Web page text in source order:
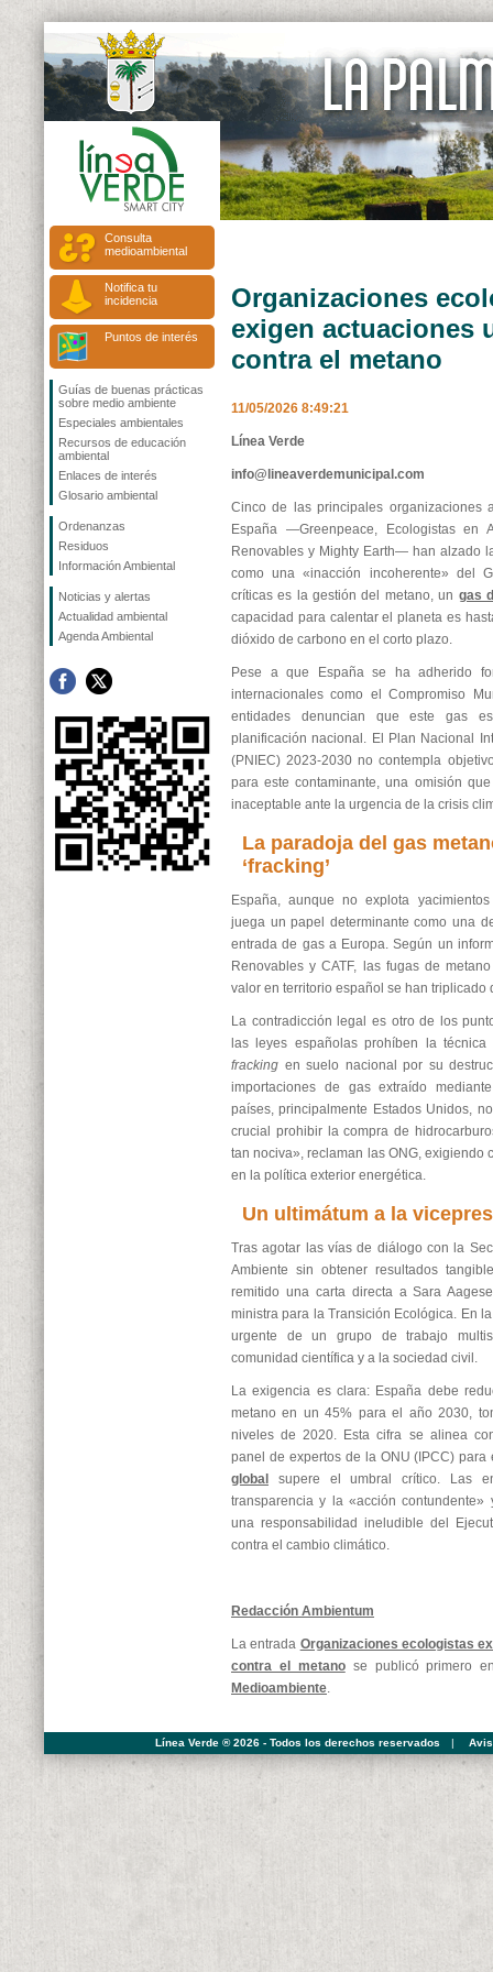
Consulta
medioambiental
Notifica tu
incidencia
Puntos de interés
Guías de buenas prácticas
sobre medio ambiente
Especiales ambientales
Recursos de educación
ambiental
Enlaces de interés
Glosario ambiental
Ordenanzas
Residuos
Información Ambiental
Noticias y alertas
Actualidad ambiental
Agenda Ambiental
Organizaciones
exigen actuaciones
contra el metano
11/05/2026 8:49:21
Línea Verde
info@lineaverdemunicipal.com
Cinco de las principales organizaciones
España —Greenpeace, Ecologistas en
Renovables y Mighty Earth— han alzado
como una «inacción incoherente» del
críticas es la gestión del metano, un gas
capacidad para calentar el planeta es
dióxido de carbono en el corto plazo.
Pese a que España se ha adherido
internacionales como el Compromiso
entidades denuncian que este gas
planificación nacional. El Plan Nacional
(PNIEC) 2023-2030 no contempla
para este contaminante, una omisión
inaceptable ante la urgencia de la crisis
La paradoja del gas
‘fracking’
España, aunque no explota
juega un papel determinante como una
entrada de gas a Europa. Según un
Renovables y CATF, las fugas de
valor en territorio español se han triplicado
La contradicción legal es otro de los
las leyes españolas prohíben la
fracking en suelo nacional por su
importaciones de gas extraído
países, principalmente Estados Unidos,
crucial prohibir la compra de
tan nociva», reclaman las ONG, exigiendo
en la política exterior energética.
Un ultimátum a la
Tras agotar las vías de diálogo con la
Ambiente sin obtener resultados
remitido una carta directa a Sara
ministra para la Transición Ecológica. En
urgente de un grupo de trabajo
comunidad científica y a la sociedad civil.
La exigencia es clara: España debe
metano en un 45% para el año 2030,
niveles de 2020. Esta cifra se alinea
panel de expertos de la ONU (IPCC)
global
supere el umbral crítico. Las
transparencia y la «acción
una responsabilidad ineludible del
contra el cambio climático.
Redacción Ambientum
La entrada Organizaciones ecologistas
contra el metanose publicó primero
Medioambiente.
Línea Verde ® 2026 - Todos los derechos reservados |